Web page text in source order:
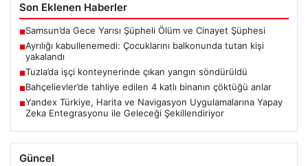
Son Eklenen Haberler
■Samsun’da Gece Yarısı Şüpheli Ölüm ve Cinayet Şüphesi
■Ayrılığı kabullenemedi: Çocuklarını balkonunda tutan kişi
yakalandı
■Tuzla’da işçi konteynerinde çıkan yangın söndürüldü
■Bahçelievler’de tahliye edilen 4 katlı binanın çöktüğü anlar
■Yandex Türkiye, Harita ve Navigasyon Uygulamalarına Yapay
Zeka Entegrasyonu ile Geleceği Şekillendiriyor
Güncel